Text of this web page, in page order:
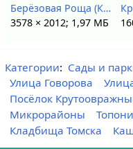
Берёзовая Роща (Каштак).jpg
3578 × 2012; 1,97 МБ
Категории: Сады и
Улица Говорова
Посёлок
Микрорайоны
Кладбища Томска